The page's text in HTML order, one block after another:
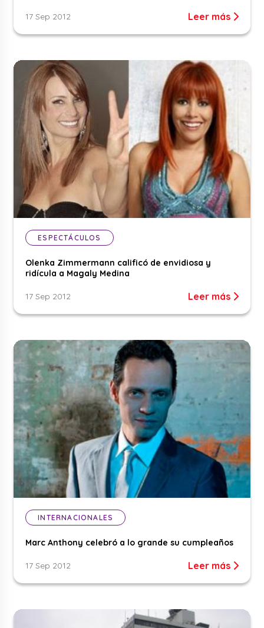
17 Sep 2012 Leer más
ESPECTÁCULOS
Olenka Zimmermann calificó de envidiosa y
ridícula a Magaly Medina
17 Sep 2012 Leer más
INTERNACIONALES
Marc Anthony celebró a lo grande su cumpleaños
17 Sep 2012 Leer más